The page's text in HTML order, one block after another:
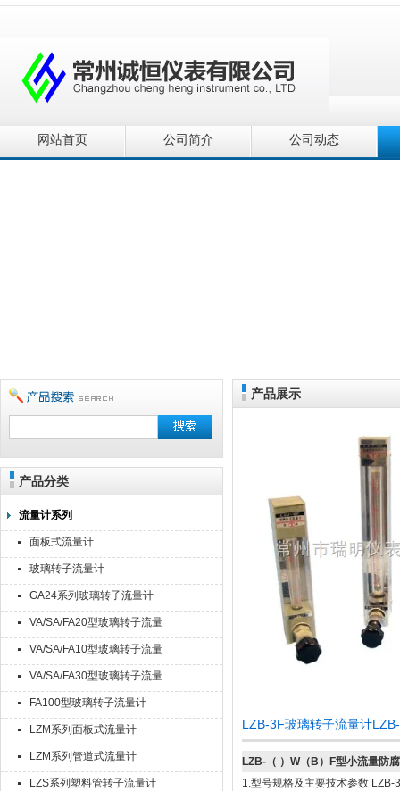
网站首页 公司简介 公司动态
产品分类
流量计系列
面板式流量计
玻璃转子流量计
GA24系列玻璃转子流量计
VA/SA/FA20型玻璃转子流量
计
VA/SA/FA10型玻璃转子流量
计
VA/SA/FA30型玻璃转子流量
计
FA100型玻璃转子流量计
LZM系列面板式流量计
LZM系列管道式流量计
LZS系列塑料管转子流量计
产品展示
LZB-3F玻璃转子流量计
LZB-（ ）W（B）F型小流量防
1.型号规格及主要技术参数 LZB-